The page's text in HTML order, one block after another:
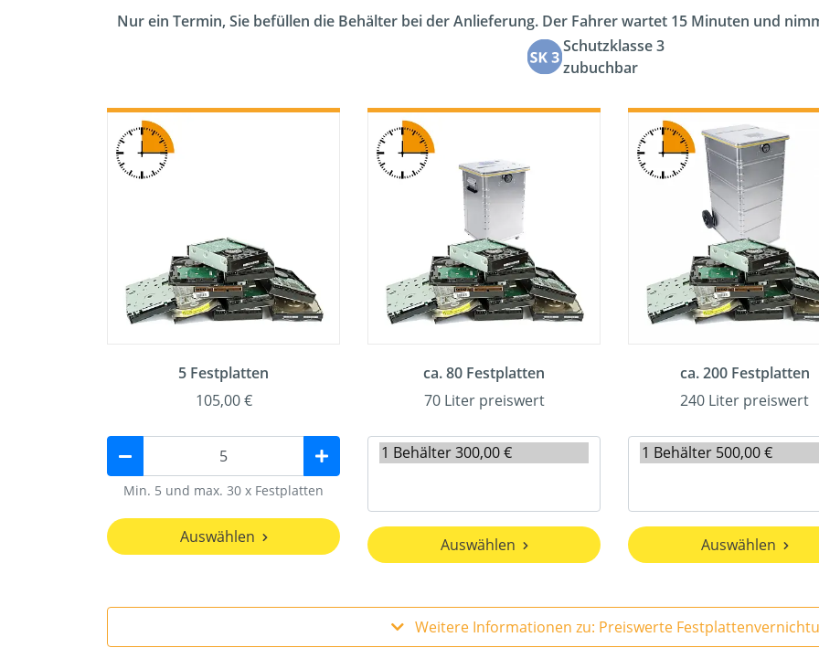
Nur ein Termin, Sie befüllen die Behälter bei der Anlieferung. Der Fahrer wartet 15 Minuten und
Schutzklasse 3
zubuchbar
5 Festplatten
105,00 €
Min. 5 und max. 30 x Festplatten
Auswählen
ca. 80 Festplatten
70 Liter preiswert
Auswählen
ca. 200 Festplatten
240 Liter preiswert
Auswählen
Weitere Informationen zu: Preiswerte